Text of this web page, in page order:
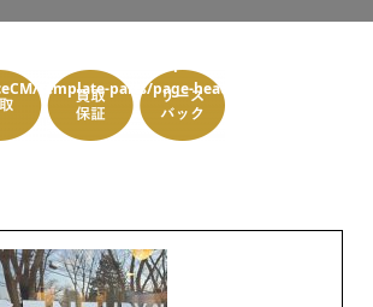
template-parts/page-header.php